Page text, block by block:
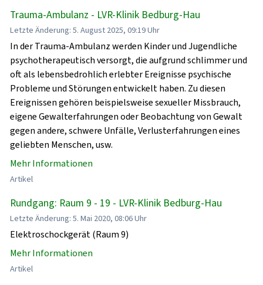
Trauma-Ambulanz - LVR-Klinik Bedburg-Hau
Letzte Änderung: 5. August 2025, 09:19 Uhr
In der Trauma-Ambulanz werden Kinder und Jugendliche
psychotherapeutisch versorgt, die aufgrund schlimmer und
oft als lebensbedrohlich erlebter Ereignisse psychische
Probleme und Störungen entwickelt haben. Zu diesen
Ereignissen gehören beispielsweise sexueller Missbrauch,
eigene Gewalterfahrungen oder Beobachtung von Gewalt
gegen andere, schwere Unfälle, Verlusterfahrungen eines
geliebten Menschen, usw.
Mehr Informationen
Artikel
Rundgang: Raum 9 - 19 - LVR-Klinik Bedburg-Hau
Letzte Änderung: 5. Mai 2020, 08:06 Uhr
Elektroschockgerät (Raum 9)
Mehr Informationen
Artikel